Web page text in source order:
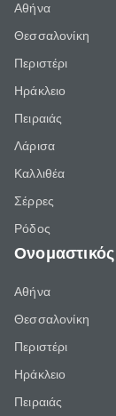
Αθήνα
Θεσσαλονίκη
Περιστέρι
Ηράκλειο
Πειραιάς
Λάρισα
Καλλιθέα
Σέρρες
Ρόδος
Αθήνα
Θεσσαλονίκη
Περιστέρι
Ηράκλειο
Πειραιάς